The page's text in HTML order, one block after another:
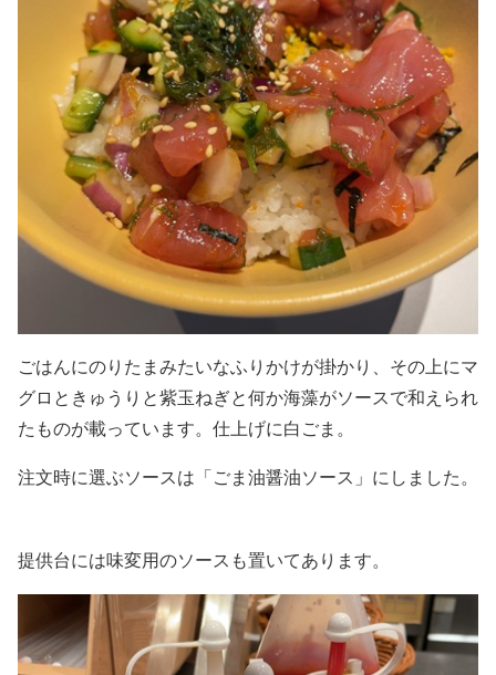
ごはんにのりたまみたいなふりかけが掛かり、その上にマ
グロときゅうりと紫玉ねぎと何か海藻がソースで和えられ
たものが載っています。仕上げに白ごま。
注文時に選ぶソースは「ごま油醤油ソース」にしました。
提供台には味変用のソースも置いてあります。